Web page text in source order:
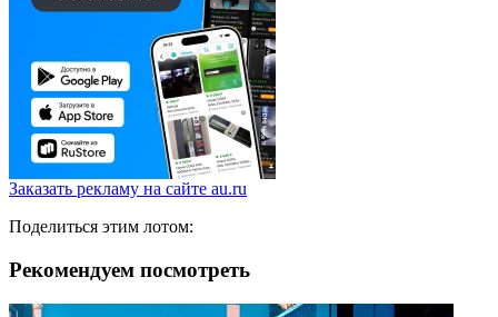
Заказать рекламу на сайте au.ru
Поделиться этим лотом:
Рекомендуем посмотреть